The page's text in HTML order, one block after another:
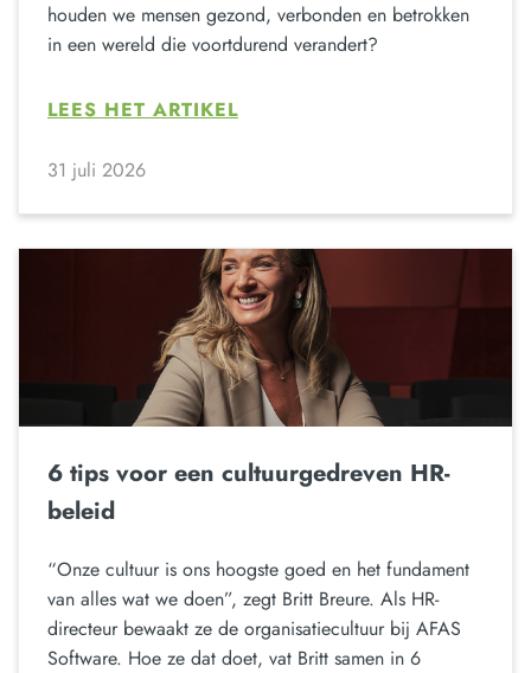
houden we mensen gezond, verbonden en betrokken
in een wereld die voortdurend verandert?
LEES HET ARTIKEL
31 juli 2026
6 tips voor een cultuurgedreven HR-
beleid
“Onze cultuur is ons hoogste goed en het fundament
van alles wat we doen”, zegt Britt Breure. Als HR-
directeur bewaakt ze de organisatiecultuur bij AFAS
Software. Hoe ze dat doet, vat Britt samen in 6